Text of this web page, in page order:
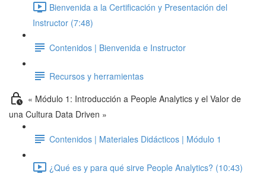
Bienvenida a la Certificación y Presentación del
Instructor (7:48)
Contenidos | Bienvenida e Instructor
Recursos y herramientas
« Módulo 1: Introducción a People Analytics y el Valor de
una Cultura Data Driven »
Contenidos | Materiales Didácticos | Módulo 1
¿Qué es y para qué sirve People Analytics? (10:43)